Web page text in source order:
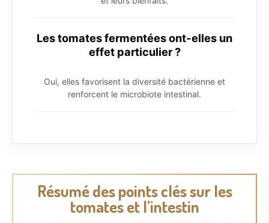
Les tomates fermentées ont-elles un
effet particulier ?
Oui, elles favorisent la diversité bactérienne et
renforcent le microbiote intestinal.
Résumé des points clés sur les
tomates et l’intestin